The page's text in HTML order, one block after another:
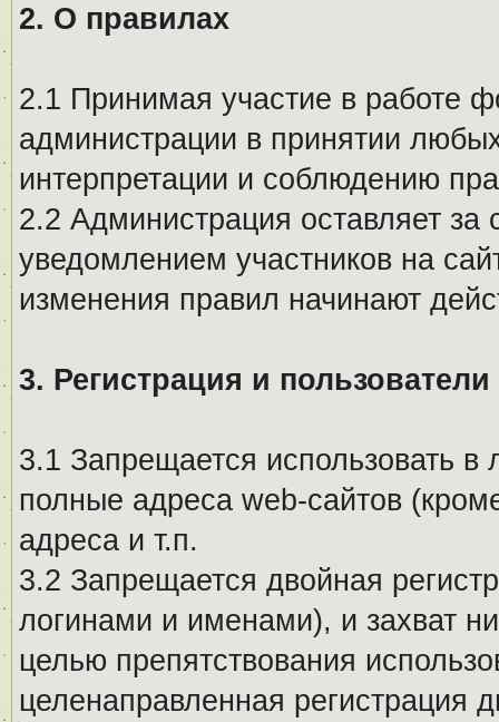
2. О правилах
2.1 Принимая участие в работе
администрации в принятии
интерпретации и соблюдению
2.2 Администрация оставляет
уведомлением участников на
изменения правил начинают
3. Регистрация и пользователи
3.1 Запрещается использовать
полные адреса web-сайтов
адреса и т.п.
3.2 Запрещается двойная
логинами и именами), и захват
целью препятствования
целенаправленная регистрация